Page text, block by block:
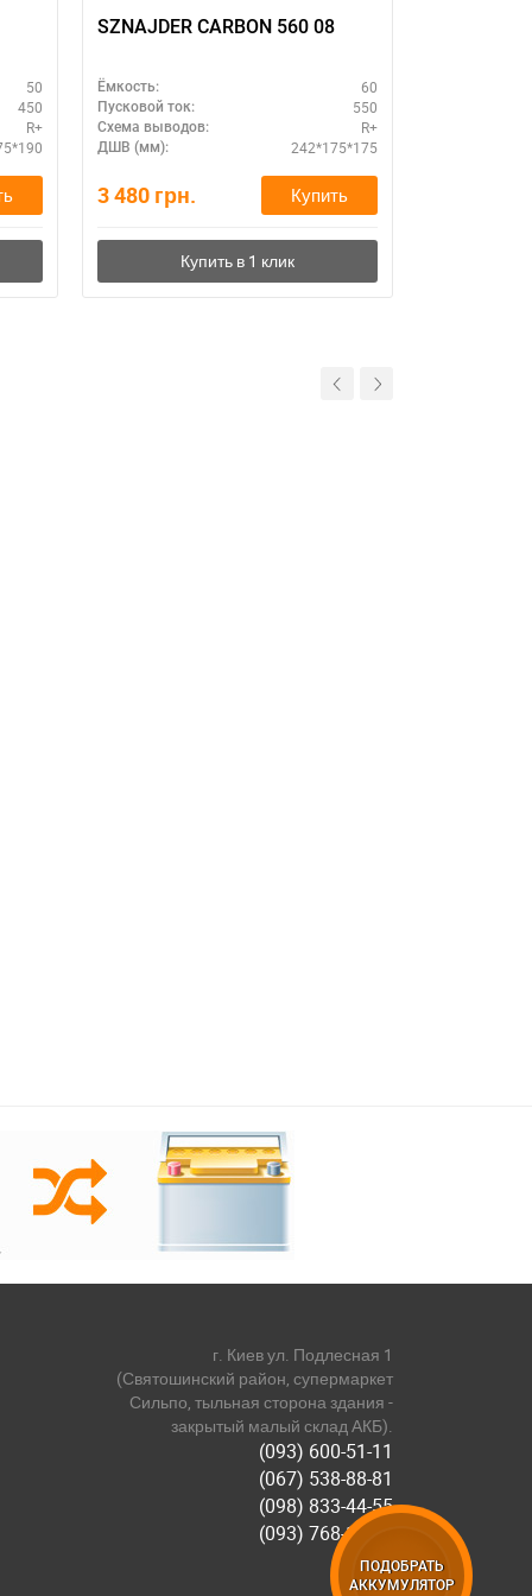
50
450
R+
SZNAJDER CARBON 560 08
Ёмкость: 60
Пусковой ток: 550
Схема выводов: R+
ДШВ (мм): 242*175*175
3 480 грн. Купить
г. Киев ул. Подлесная 1
(Святошинский район, супермаркет
Сильпо, тыльная сторона здания -
закрытый малый склад АКБ).
(093) 600-51-11
(067) 538-88-81
(098) 833-44-55
(093) 768-11-61
ПОДОБРАТЬ
АККУМУЛЯТОР